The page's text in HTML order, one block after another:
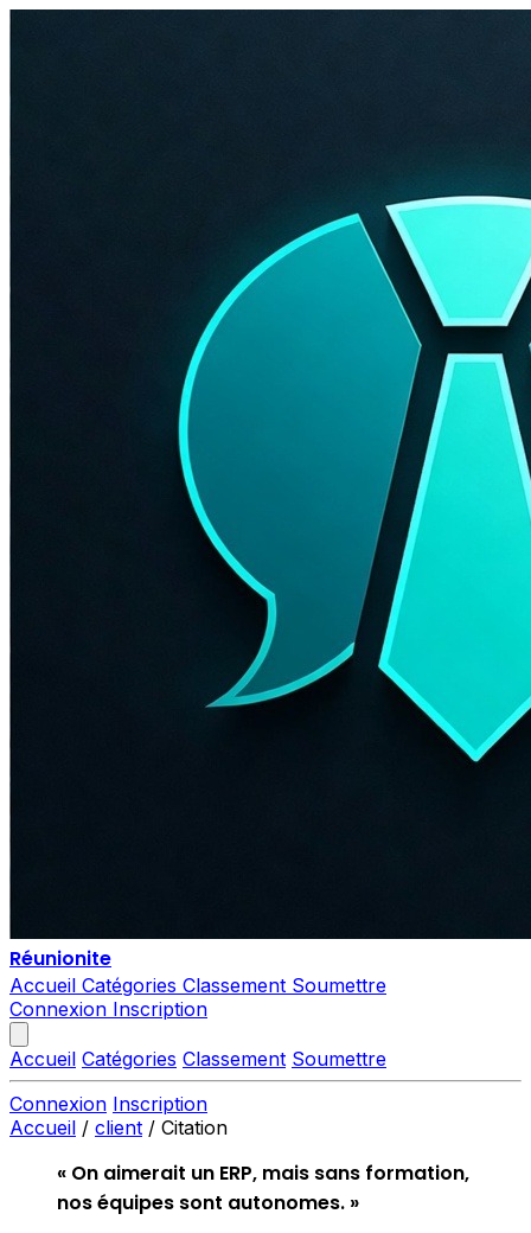
Réunionite
Accueil Catégories Classement Soumettre
Connexion Inscription
Accueil Catégories Classement Soumettre
Connexion Inscription
Accueil / client / Citation
« On aimerait un ERP, mais sans formation,
nos équipes sont autonomes. »